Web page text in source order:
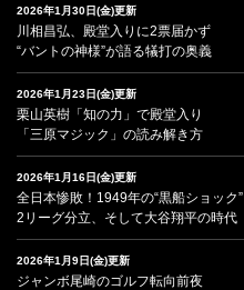
2026年1月30日(金)更新
川相昌弘、殿堂入りに2票届かず
“バントの神様”が語る犠打の奥義
2026年1月23日(金)更新
栗山英樹「知の力」で殿堂入り
「三原マジック」の読み解き方
2026年1月16日(金)更新
全日本惨敗！1949年の“黒船ショック”
2リーグ分立、そして大谷翔平の時代
2026年1月9日(金)更新
ジャンボ尾崎のゴルフ転向前夜